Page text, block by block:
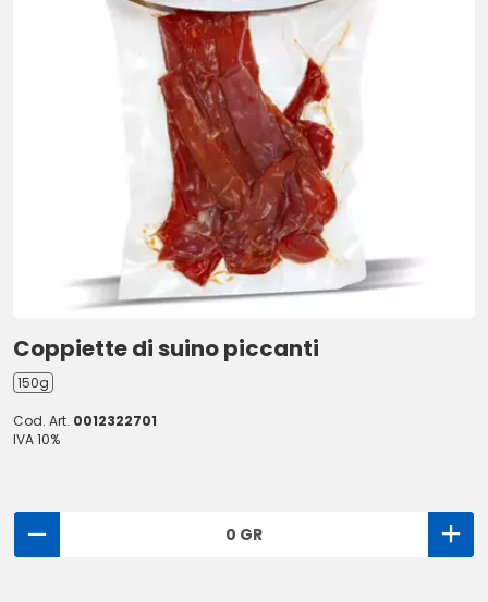
Coppiette di suino piccanti
150g
Cod. Art. 0012322701
IVA 10%
0 GR